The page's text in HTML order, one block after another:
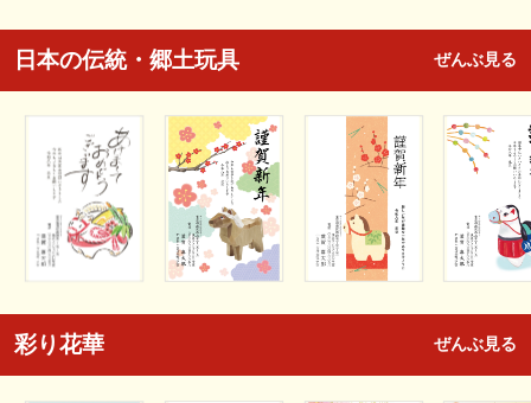
日本の伝統・郷土玩具 ぜんぶ見る
彩り花華 ぜんぶ見る